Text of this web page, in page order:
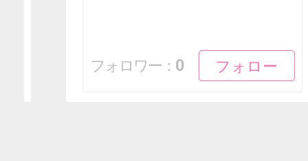
フォロー
フォロー
フォロワー： 0